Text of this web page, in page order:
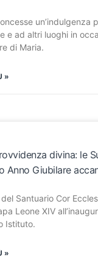
un’indulgenza
e ad altri luoghi in
di Maria.
»
divina: le
Anno Giubilare
Santuario Cor
Leone XIV
Istituto.
»